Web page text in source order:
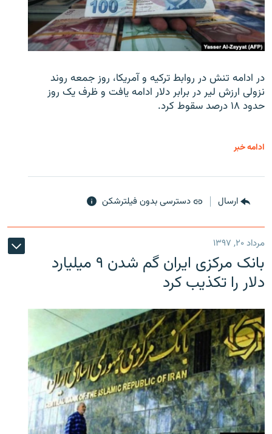
در ادامه تنش در روابط ترکیه و آمریکا، روز جمعه روند
نزولی ارزش لیر در برابر دلار ادامه یافت و ظرف یک روز
حدود ۱۸ درصد سقوط کرد.
ادامه خبر
ارسال دسترسی بدون فیلترشکن
مرداد ۲۰, ۱۳۹۷
بانک مرکزی ایران گم شدن ۹ میلیارد
دلار را تکذیب کرد